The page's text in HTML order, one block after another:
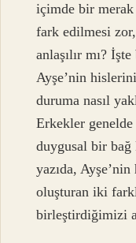
içimde bir merak
fark edilmesi zor,
anlaşılır mı?
Ayşe’nin
duruma nasıl
Erkekler genelde
duygusal bir bağ
yazıda,
oluşturan iki
birleştirdiğimizi